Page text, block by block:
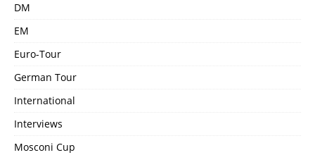
DM
EM
Euro-Tour
German Tour
International
Interviews
Mosconi Cup